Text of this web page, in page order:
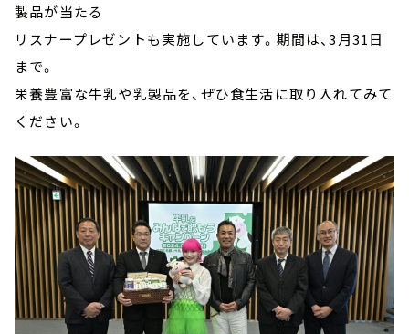
製品が当たる
リスナープレゼントも実施しています。期間は、3月31日
まで。
栄養豊富な牛乳や乳製品を、ぜひ食生活に取り入れてみて
ください。